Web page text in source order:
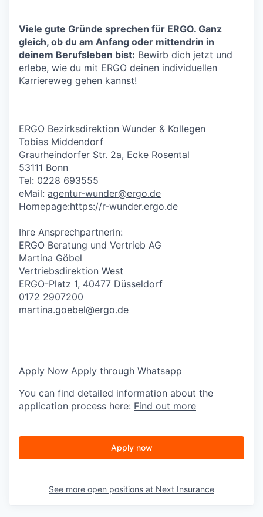
Viele gute Gründe sprechen für ERGO. Ganz
gleich, ob du am Anfang oder mittendrin in
deinem Berufsleben bist: Bewirb dich jetzt und
erlebe, wie du mit ERGO deinen individuellen
Karriereweg gehen kannst!
ERGO Bezirksdirektion Wunder & Kollegen
Tobias Middendorf
Graurheindorfer Str. 2a, Ecke Rosental
53111 Bonn
Tel: 0228 693555
eMail: agentur-wunder@ergo.de
Homepage:https://r-wunder.ergo.de
Ihre Ansprechpartnerin:
ERGO Beratung und Vertrieb AG
Martina Göbel
Vertriebsdirektion West
ERGO-Platz 1, 40477 Düsseldorf
0172 2907200
martina.goebel@ergo.de
Apply Now Apply through Whatsapp
You can find detailed information about the
application process here: Find out more
Apply now
See more open positions at Next Insurance